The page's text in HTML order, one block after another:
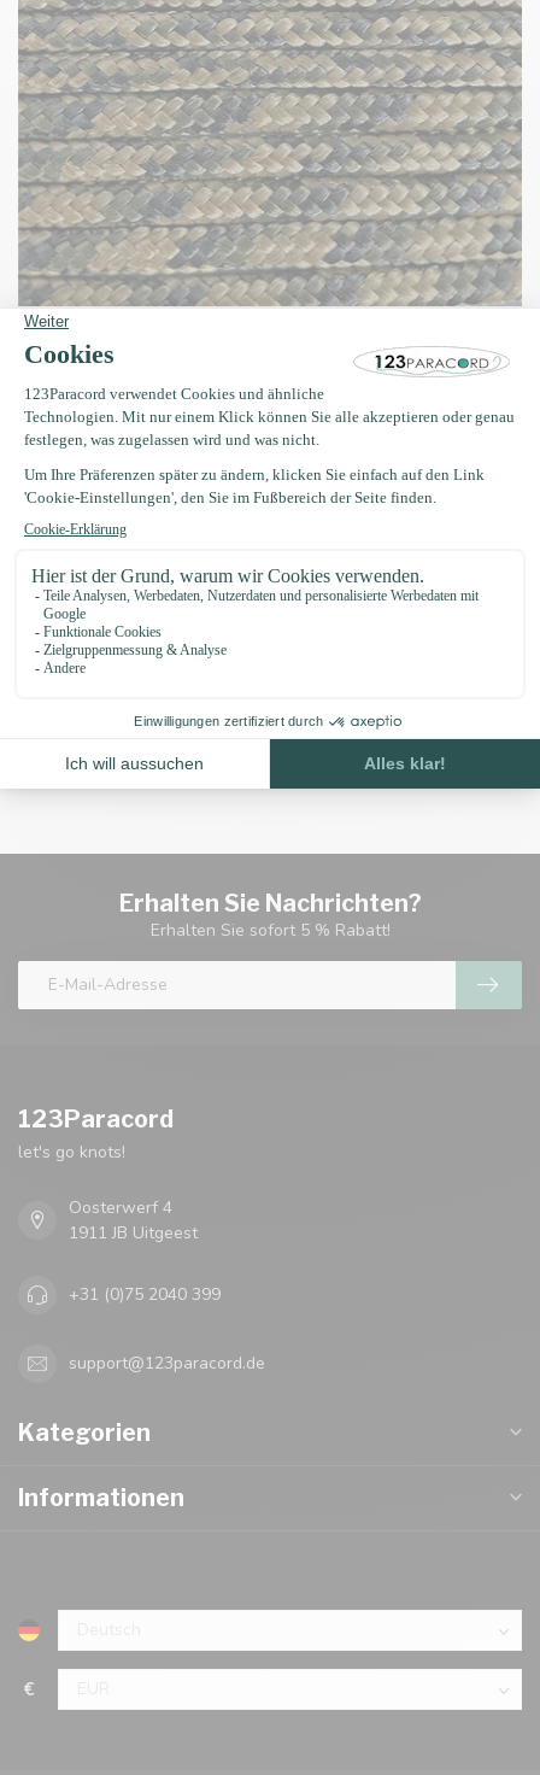
Paracord 100 Camo Farben – Tarnmuster
für kreative Abenteuer
Unsere Paracord 100 Typ I Camo
Farben sind perfekt für
Outdoor-Fans, Bushcrafter und DIY-Enthusiasten. Mit einem
Durchmesser von nur ca. 1,9 mm ist dieses Paracord besonders
DieTarnfarbenpassen zu natürlichen Umgebungen und sind
besonders beliebt bei der Herstellung von
Ergänzen Sie Ihre Designs mitParacord Zubehör wie Schnallen,
Kordelstoppern oder
Look gibt es auch dasParacord 550 Camo
gestalten Sie Projekte mit Charakter – exklusiv bei 123Paracord!
Erhalten Sie Nachrichten?
Erhalten Sie sofort 5 % Rabatt!
123Paracord
let's go knots!
Oosterwerf 4
1911 JB Uitgeest
+31 (0)75 2040 399
support@123paracord.de
Kategorien
Informationen
€